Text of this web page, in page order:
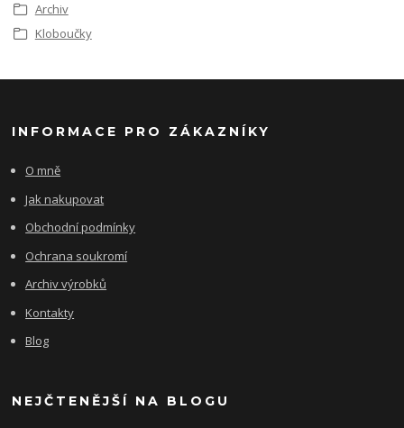
Archiv
Kloboučky
INFORMACE PRO ZÁKAZNÍKY
O mně
Jak nakupovat
Obchodní podmínky
Ochrana soukromí
Archiv výrobků
Kontakty
Blog
NEJČTENĚJŠÍ NA BLOGU